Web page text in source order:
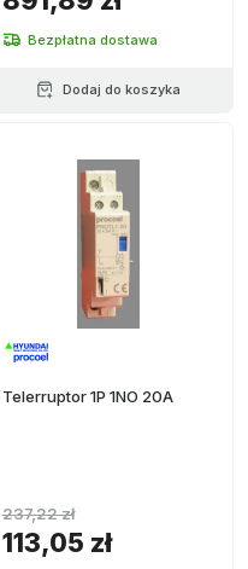
Bezpłatna dostawa
Dodaj do koszyka
Telerruptor 1P 1NO 20A
113,05 zł
237,22 zł